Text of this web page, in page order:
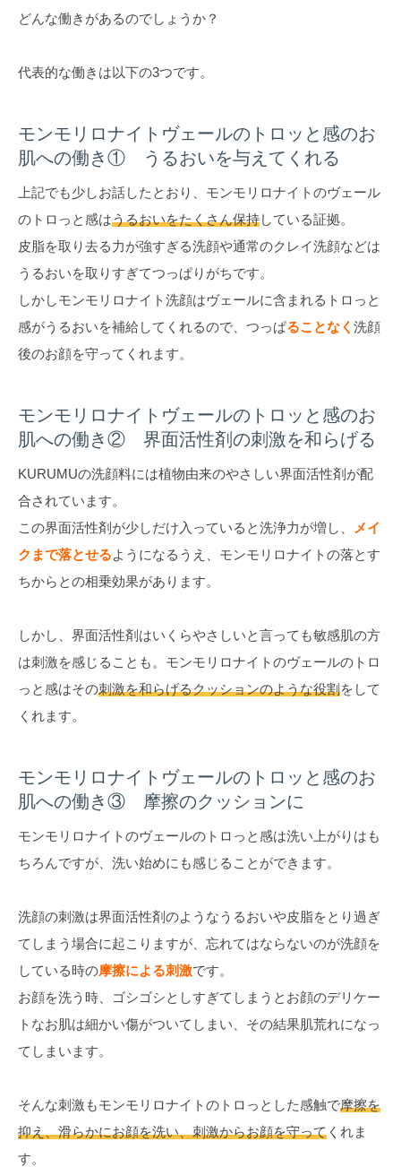
どんな働きがあるのでしょうか？
代表的な働きは以下の3つです。
モンモリロナイトヴェールのトロッと感のお
肌への働き① うるおいを与えてくれる
上記でも少しお話したとおり、モンモリロナイトのヴェール
のトロっと感はうるおいをたくさん保持している証拠。
皮脂を取り去る力が強すぎる洗顔や通常のクレイ洗顔などは
うるおいを取りすぎてつっぱりがちです。
しかしモンモリロナイト洗顔はヴェールに含まれるトロっと
感がうるおいを補給してくれるので、つっぱることなく 洗顔
後のお顔を守ってくれます。
モンモリロナイトヴェールのトロッと感のお
肌への働き② 界面活性剤の刺激を和らげる
KURUMUの洗顔料には植物由来のやさしい界面活性剤が配
合されています。
この界面活性剤が少しだけ入っていると洗浄力が増し、
メイ
クまで落とせるようになるうえ、モンモリロナイトの落とす
ちからとの相乗効果があります。
しかし、界面活性剤はいくらやさしいと言っても敏感肌の方
は刺激を感じることも。モンモリロナイトのヴェールのトロ
っと感はその刺激を和らげるクッションのような役割をして
くれます。
モンモリロナイトヴェールのトロッと感のお
肌への働き③ 摩擦のクッションに
モンモリロナイトのヴェールのトロっと感は洗い上がりはも
ちろんですが、洗い始めにも感じることができます。
洗顔の刺激は界面活性剤のようなうるおいや皮脂をとり過ぎ
てしまう場合に起こりますが、忘れてはならないのが洗顔を
している時の摩擦による刺激です。
お顔を洗う時、ゴシゴシとしすぎてしまうとお顔のデリケー
トなお肌は細かい傷がついてしまい、その結果肌荒れになっ
てしまいます。
そんな刺激もモンモリロナイトのトロっとした感触で摩擦を
抑え、滑らかにお顔を洗い、刺激からお顔を守って くれま
す。